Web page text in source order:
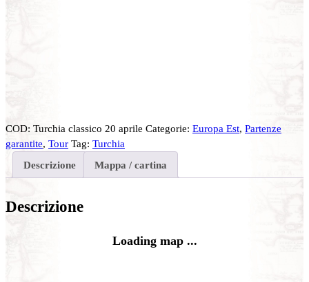
COD: Turchia classico 20 aprile Categorie: Europa Est, Partenze
garantite, Tour Tag: Turchia
Descrizione
Mappa / cartina
Descrizione
Loading map ...